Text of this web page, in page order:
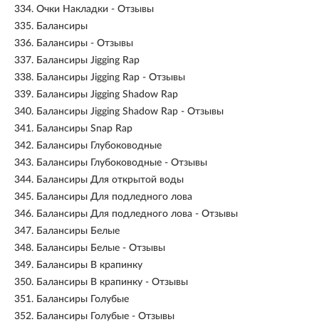
334. Очки Накладки - Отзывы
335. Балансиры
336. Балансиры - Отзывы
337. Балансиры Jigging Rap
338. Балансиры Jigging Rap - Отзывы
339. Балансиры Jigging Shadow Rap
340. Балансиры Jigging Shadow Rap - Отзывы
341. Балансиры Snap Rap
342. Балансиры Глубоководные
343. Балансиры Глубоководные - Отзывы
344. Балансиры Для открытой воды
345. Балансиры Для подледного лова
346. Балансиры Для подледного лова - Отзывы
347. Балансиры Белые
348. Балансиры Белые - Отзывы
349. Балансиры В крапинку
350. Балансиры В крапинку - Отзывы
351. Балансиры Голубые
352. Балансиры Голубые - Отзывы